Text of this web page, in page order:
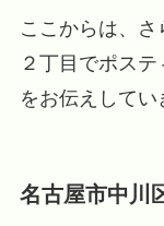
ここからは、さ
２丁目でポス
をお伝えしてい
名古屋市中川